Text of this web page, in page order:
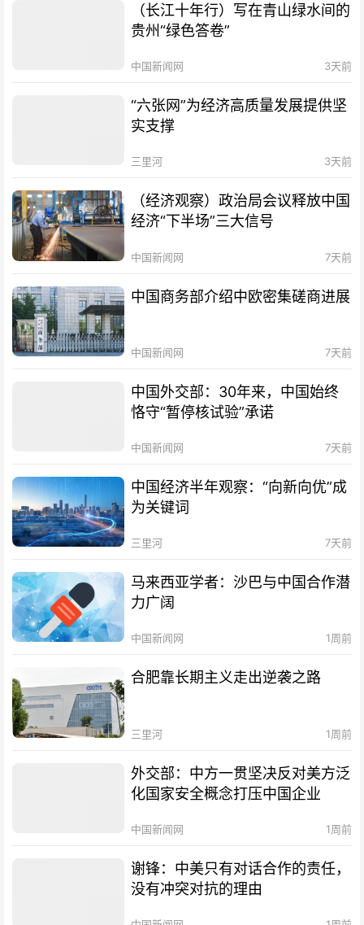
（长江十年行）写在青山绿水间的
贵州“绿色答卷”
中国新闻网 3天前
“六张网”为经济高质量发展提供坚
实支撑
三里河 3天前
（经济观察）政治局会议释放中国
经济“下半场”三大信号
中国新闻网 7天前
中国商务部介绍中欧密集磋商进展
中国新闻网 7天前
中国外交部：30年来，中国始终
恪守“暂停核试验”承诺
中国新闻网 7天前
中国经济半年观察：“向新向优”成
为关键词
三里河 7天前
马来西亚学者：沙巴与中国合作潜
力广阔
中国新闻网 1周前
合肥靠长期主义走出逆袭之路
三里河 1周前
外交部：中方一贯坚决反对美方泛
化国家安全概念打压中国企业
中国新闻网 1周前
谢锋：中美只有对话合作的责任，
没有冲突对抗的理由